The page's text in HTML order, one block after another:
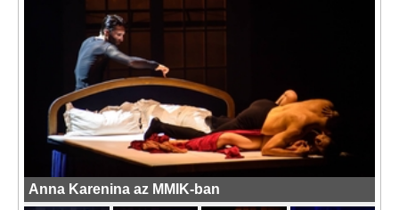
Anna Karenina az MMIK-ban